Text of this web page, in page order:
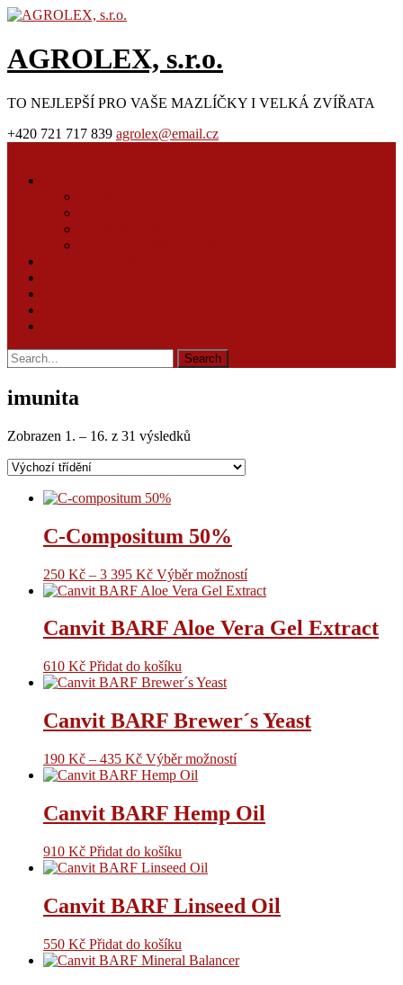
AGROLEX, s.r.o.
TO NEJLEPŠÍ PRO VAŠE MAZLÍČKY I VELKÁ ZVÍŘATA
+420 721 717 839 agrolex@email.cz
imunita
Zobrazen 1. – 16. z 31 výsledků
C-Compositum 50%
250 Kč – 3 395 Kč Výběr možností
Canvit BARF Aloe Vera Gel Extract
610 Kč Přidat do košíku
Canvit BARF Brewer´s Yeast
190 Kč – 435 Kč Výběr možností
Canvit BARF Hemp Oil
910 Kč Přidat do košíku
Canvit BARF Linseed Oil
550 Kč Přidat do košíku